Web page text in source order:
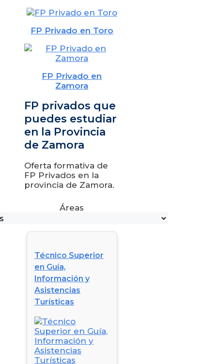
FP Privado en Toro
FP Privado en
Zamora
FP privados que
puedes estudiar
en la Provincia
de Zamora
Oferta formativa de
FP Privados en la
provincia de Zamora.
Áreas
Técnico Superior
en Guía,
Información y
Asistencias
Turísticas